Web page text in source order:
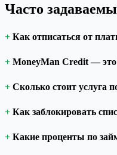
Часто
Как отписаться от
MoneyMan Credit —
Сколько стоит услуга
Как заблокировать
Какие проценты по